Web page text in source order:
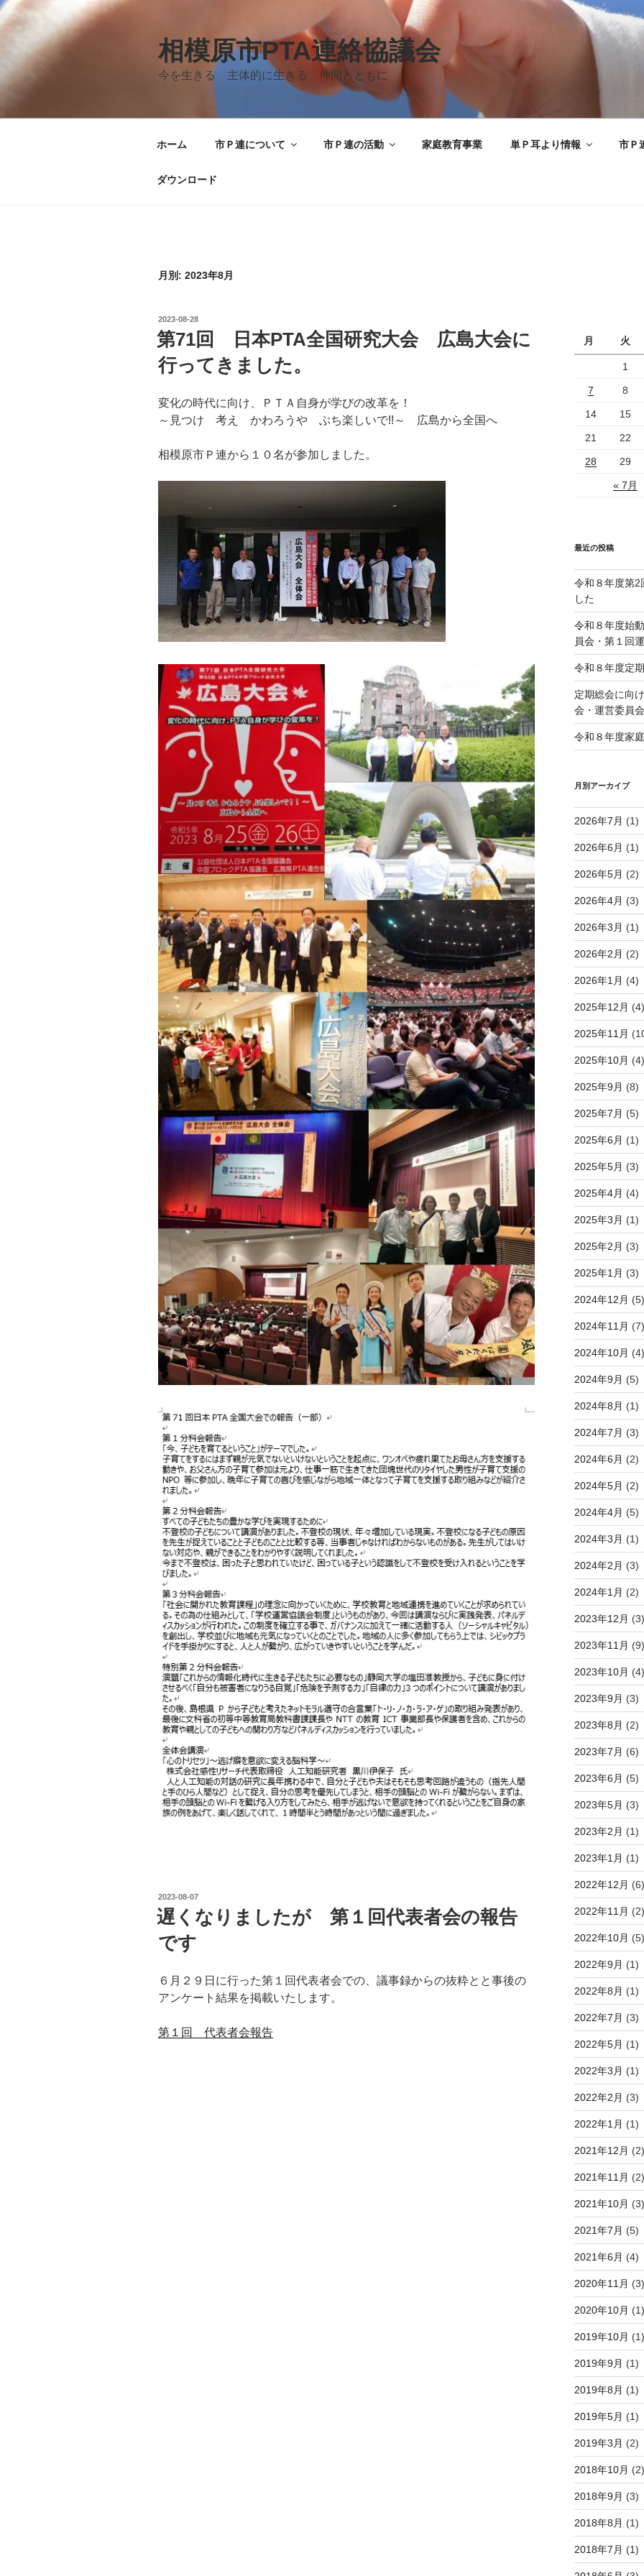
コ
ン
ツ
相模原市PTA連絡協議会
今を生きる 主体的に生きる 仲間とともに
ホーム 市Ｐ連について 市Ｐ連の活動 家庭教育事業 単Ｐ耳より情報 市Ｐ
ダウンロード
月別: 2023年8月
投
稿
日:
2023-08-28
第71回 日本PTA全国研究大会 広島大会に
行ってきました。
変化の時代に向け、ＰＴＡ自身が学びの改革を！
～見つけ 考え かわろうや ぶち楽しいで!!～ 広島から全国へ
相模原市Ｐ連から１０名が参加しました。
投
稿
日:
2023-08-07
遅くなりましたが 第１回代表者会の報告
です
６月２９日に行った第１回代表者会での、議事録からの抜粋とと事後の
アンケート結果を掲載いたします。
第１回 代表者会報告
月
火
« 7月
1
7 8
14 15
21 22
28 29
最近の投稿
令和８年度第2
した
令和８年度始
員会・第１回
令和８年度定
定期総会に向
会・運営委員
令和８年度家
月別アーカイブ
2026年7月 (1)
2026年6月 (1)
2026年5月 (2)
2026年4月 (3)
2026年3月 (1)
2026年2月 (2)
2026年1月 (4)
2025年12月 (4)
2025年11月
2025年10月 (4)
2025年9月 (8)
2025年7月 (5)
2025年6月 (1)
2025年5月 (3)
2025年4月 (4)
2025年3月 (1)
2025年2月 (3)
2025年1月 (3)
2024年12月 (5)
2024年11月 (7)
2024年10月 (4)
2024年9月 (5)
2024年8月 (1)
2024年7月 (3)
2024年6月 (2)
2024年5月 (2)
2024年4月 (5)
2024年3月 (1)
2024年2月 (3)
2024年1月 (2)
2023年12月 (3)
2023年11月 (9)
2023年10月 (4)
2023年9月 (3)
2023年8月 (2)
2023年7月 (6)
2023年6月 (5)
2023年5月 (3)
2023年2月 (1)
2023年1月 (1)
2022年12月 (6)
2022年11月 (2)
2022年10月 (5)
2022年9月 (1)
2022年8月 (1)
2022年7月 (3)
2022年5月 (1)
2022年3月 (1)
2022年2月 (3)
2022年1月 (1)
2021年12月 (2)
2021年11月 (2)
2021年10月 (3)
2021年7月 (5)
2021年6月 (4)
2020年11月 (3)
2020年10月 (1)
2019年10月 (1)
2019年9月 (1)
2019年8月 (1)
2019年5月 (1)
2019年3月 (2)
2018年10月 (2)
2018年9月 (3)
2018年8月 (1)
2018年7月 (1)